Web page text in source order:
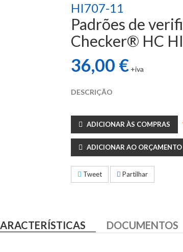
HI707-11
Padrões de
Checker® HC
36,00 € +iva
DESCRIÇÃO
ADICIONAR ÀS COMPRAS
ADICIONAR AO ORÇAMENTO
Tweet Partilhar
DOCUMENTOS